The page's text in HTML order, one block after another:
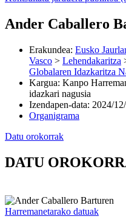
Ander Caballero
Erakundea: Eusko
Vasco > Lehendakaritza
Globalaren Idazkaritza
Kargua: Kanpo
idazkari nagusia
Izendapen-data: 2024/
Organigrama
Datu orokorrak
DATU
Harremanetarako datuak